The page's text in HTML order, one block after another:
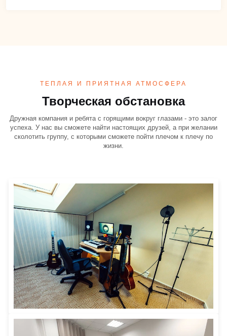
ТЕПЛАЯ И ПРИЯТНАЯ АТМОСФЕРА
Творческая обстановка
Дружная компания и ребята с горящими вокруг глазами - это залог
успеха. У нас вы сможете найти настоящих друзей, а при желании
сколотить группу, с которыми сможете пойти плечом к плечу по
жизни.